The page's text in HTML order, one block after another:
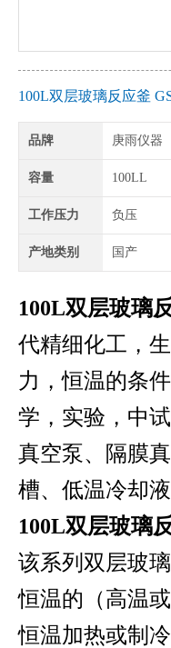
100L双层玻璃反应釜
品牌 庚雨仪器
容量 100LL
工作压力 负压
产地类别 国产
100L双层玻璃
代精细化工，
力，恒温的条
学，实验，中
真空泵、隔膜
槽、低温冷却
100L双层玻璃
该系列双层玻
恒温的（高温
恒温加热或制